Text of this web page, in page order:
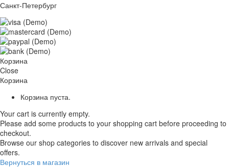
Санкт-Петербург
Корзина
Close
Корзина
Корзина пуста.
Your cart is currently empty.
Please add some products to your shopping cart before proceeding to
checkout.
Browse our shop categories to discover new arrivals and special
offers.
Вернуться в магазин